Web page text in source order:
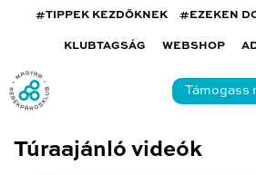
#TIPPEK KEZDŐKNEK #EZEKEN
KLUBTAGSÁG WEBSHOP
Támogass
Túraajánló videók